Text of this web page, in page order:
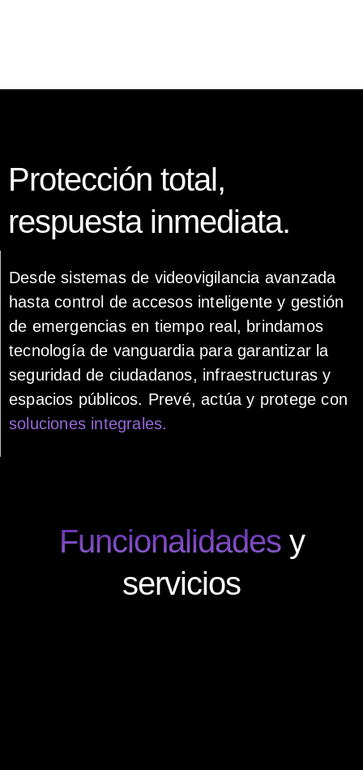
Protección total,
respuesta inmediata.
Desde sistemas de videovigilancia avanzada
hasta control de accesos inteligente y gestión
de emergencias en tiempo real, brindamos
tecnología de vanguardia para garantizar la
seguridad de ciudadanos, infraestructuras y
espacios públicos. Prevé, actúa y protege con
soluciones integrales.
Funcionalidadesy
servicios